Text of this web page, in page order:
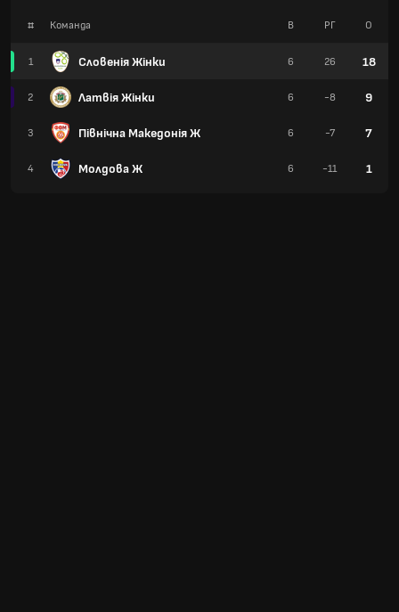
# Команда
1 Словенія Жінки
2 Латвія Жінки
3 Північна Македонія Ж
4 Молдова Ж
В РГ О
6 26 18
6 -8 9
6 -7 7
6 -11 1